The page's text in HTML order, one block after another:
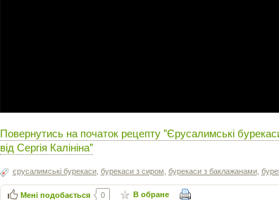
Повернутись на початок рецепту "Єрусалимські
від Сергія Калініна"
єрусалимські бурекаси, бурекаси з сиром бурекаси з баклажанами,
Мені подобається 0 В обране